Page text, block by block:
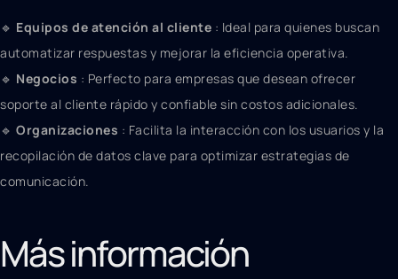
🔹 Equipos de atención al cliente : Ideal para quienes buscan
automatizar respuestas y mejorar la eficiencia operativa.
🔹 Negocios : Perfecto para empresas que desean ofrecer
soporte al cliente rápido y confiable sin costos adicionales.
🔹 Organizaciones : Facilita la interacción con los usuarios y la
recopilación de datos clave para optimizar estrategias de
comunicación.
Más información